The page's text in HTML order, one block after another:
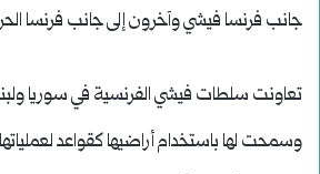
جانب فرنسا فيشي وآخرون إلى جانب فرنسا
تعاونت سلطات فيشي الفرنسية في سوريا ولبنان
وسمحت لها باستخدام أراضيها كقواعد